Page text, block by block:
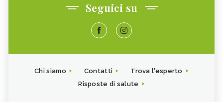
Seguici su
Chi siamo Contatti
Trova l'esperto
Risposte di salute